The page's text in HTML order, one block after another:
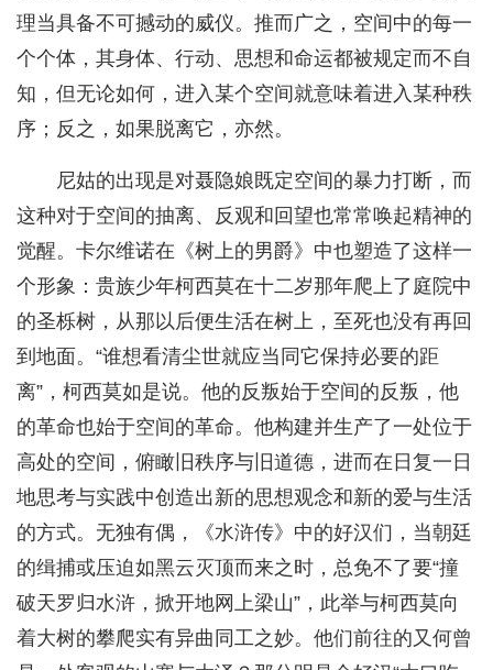
理当具备不可撼动的威仪。推而广之，空间中的每一
个个体，其身体、行动、思想和命运都被规定而不自
知，但无论如何，进入某个空间就意味着进入某种秩
序；反之，如果脱离它，亦然。
尼姑的出现是对聂隐娘既定空间的暴力打断，而
这种对于空间的抽离、反观和回望也常常唤起精神的
觉醒。卡尔维诺在《树上的男爵》中也塑造了这样一
个形象：贵族少年柯西莫在十二岁那年爬上了庭院中
的圣栎树，从那以后便生活在树上，至死也没有再回
到地面。“谁想看清尘世就应当同它保持必要的距
离”，柯西莫如是说。他的反叛始于空间的反叛，他
的革命也始于空间的革命。他构建并生产了一处位于
高处的空间，俯瞰旧秩序与旧道德，进而在日复一日
地思考与实践中创造出新的思想观念和新的爱与生活
的方式。无独有偶，《水浒传》中的好汉们，当朝廷
的缉捕或压迫如黑云灭顶而来之时，总免不了要“撞
破天罗归水浒，掀开地网上梁山”，此举与柯西莫向
着大树的攀爬实有异曲同工之妙。他们前往的又何曾